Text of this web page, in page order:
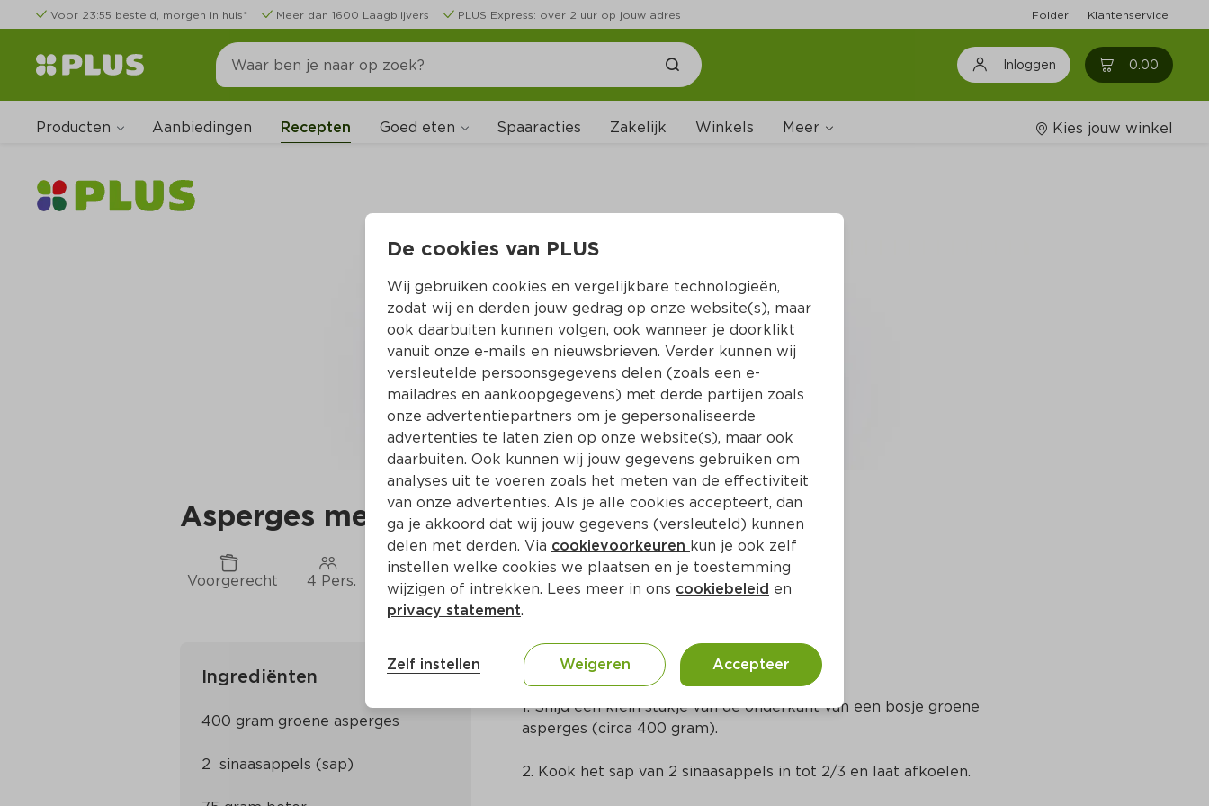
Voor 23:55 besteld, morgen in huis* Meer dan 1600 Laagblijvers PLUS Express: over 2 uur op jouw adres Folder Klantenservice
Inloggen 0.00 0
Producten Aanbiedingen Recepten Goed eten Spaaracties Zakelijk Winkels Meer Kies jouw winkel
Asperges met sinaasappel-bieslooksaus
Voorgerecht 4 Pers. Ca. 20 Min Nederlands
Ingrediënten
Bereidingswijze
1. Snijd een klein stukje van de onderkant van een bosje groene
asperges (circa 400 gram).
2. Kook het sap van 2 sinaasappels in tot 2/3 en laat afkoelen.
De cookies van PLUS
Wij gebruiken cookies en vergelijkbare technologieën,
zodat wij en derden jouw gedrag op onze website(s), maar
ook daarbuiten kunnen volgen, ook wanneer je doorklikt
vanuit onze e-mails en nieuwsbrieven. Verder kunnen wij
versleutelde persoonsgegevens delen (zoals een e-
mailadres en aankoopgegevens) met derde partijen zoals
onze advertentiepartners om je gepersonaliseerde
advertenties te laten zien op onze website(s), maar ook
daarbuiten. Ook kunnen wij jouw gegevens gebruiken om
analyses uit te voeren zoals het meten van de effectiviteit
van onze advertenties. Als je alle cookies accepteert, dan
ga je akkoord dat wij jouw gegevens (versleuteld) kunnen
delen met derden. Via cookievoorkeuren kun je ook zelf
instellen welke cookies we plaatsen en je toestemming
wijzigen of intrekken. Lees meer in ons cookiebeleid en
privacy statement.
Zelf instellen Weigeren Accepteer